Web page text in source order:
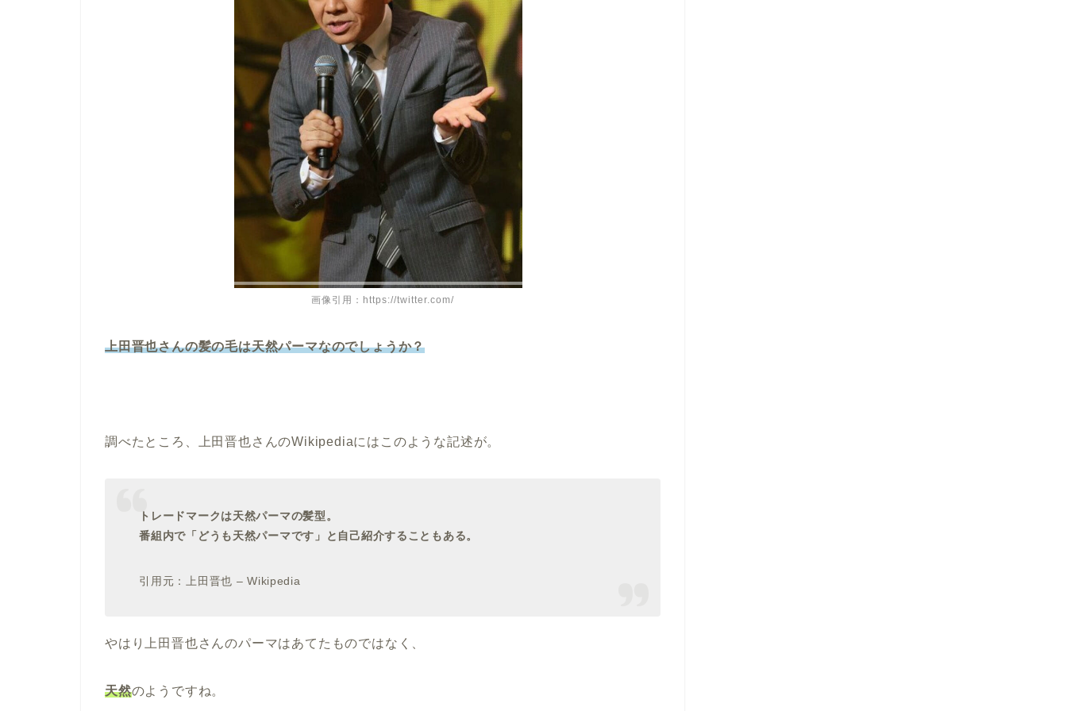
画像引用：https://twitter.com/
上田晋也さんの髪の毛は天然パーマなのでしょうか？
調べたところ、上田晋也さんのWikipediaにはこのような記述が。
トレードマークは天然パーマの髪型。
番組内で「どうも天然パーマです」と自己紹介することもある。
引用元：上田晋也 – Wikipedia
やはり上田晋也さんのパーマはあてたものではなく、
天然のようですね。